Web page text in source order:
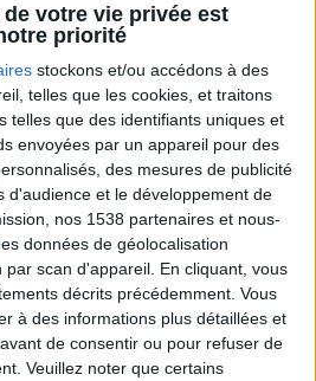
votre vie privée est
priorité
stockons et/ou accédons à des
telles que les cookies, et traitons
telles que des identifiants uniques et
envoyées par un appareil pour des
des mesures de publicité
d'audience et le développement de
nos 1538 partenaires et nous-
données de géolocalisation
par scan d'appareil. En cliquant, vous
décrits précédemment. Vous
à des informations plus détaillées et
de consentir ou pour refuser de
Veuillez noter que certains
Harrys... Que valent vraiment
gâteaux ?
direct Voir tout